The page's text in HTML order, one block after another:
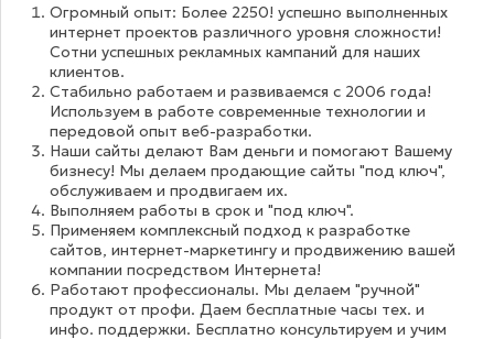
Огромный опыт: Более 2250! успешно выполненных
интернет проектов различного уровня сложности!
Сотни успешных рекламных кампаний для наших
клиентов.
Стабильно работаем и развиваемся с 2006 года!
Используем в работе современные технологии и
передовой опыт веб-разработки.
Наши сайты делают Вам деньги и помогают Вашему
бизнесу! Мы делаем продающие сайты "под ключ",
обслуживаем и продвигаем их.
Выполняем работы в срок и "под ключ".
Применяем комплексный подход к разработке
сайтов, интернет-маркетингу и продвижению вашей
компании посредством Интернета!
Работают профессионалы. Мы делаем "ручной"
продукт от профи. Даем бесплатные часы тех. и
инфо. поддержки. Бесплатно консультируем и учим